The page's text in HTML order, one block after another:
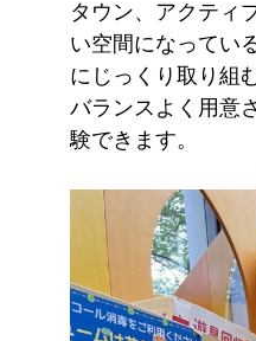
タウン、アクティ
い空間になってい
にじっくり取り組
バランスよく用意
験できます。